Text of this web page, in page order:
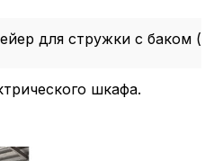
для стружки с баком
шкафа.
путем перехода по
Перед тем как